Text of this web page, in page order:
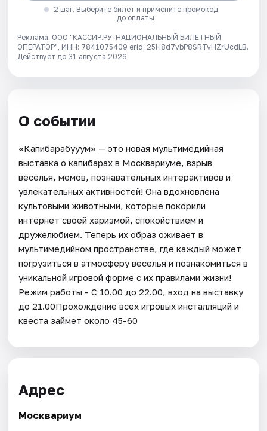
2 шаг. Выберите билет и примените промокод
до оплаты
Реклама. ООО "КАССИР.РУ-НАЦИОНАЛЬНЫЙ БИЛЕТНЫЙ
ОПЕРАТОР", ИНН: 7841075409 erid: 25H8d7vbP8SRTvHZrUcdLB.
Действует до 31 августа 2026
О событии
«Капибарабууум» — это новая мультимедийная
выставка о капибарах в Москвариуме, взрыв
веселья, мемов, познавательных интерактивов и
увлекательных активностей! Она вдохновлена
культовыми животными, которые покорили
интернет своей харизмой, спокойствием и
дружелюбием. Теперь их образ оживает в
мультимедийном пространстве, где каждый может
погрузиться в атмосферу веселья и познакомиться в
уникальной игровой форме с их правилами жизни!
Режим работы - С 10.00 до 22.00, вход на выставку
до 21.00Прохождение всех игровых инсталляций и
квеста займет около 45-60
Адрес
Москвариум